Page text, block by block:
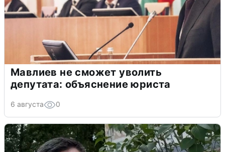
Мавлиев не сможет уволить
депутата: объяснение юриста
6 августа 0